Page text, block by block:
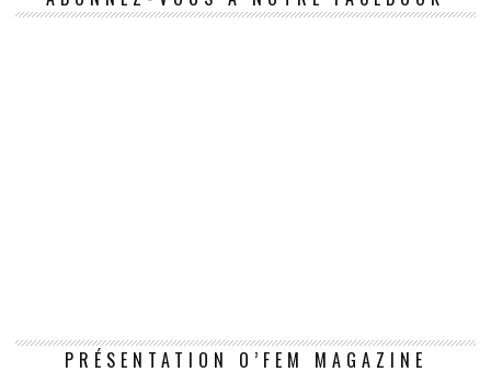
PRÉSENTATION O’FEM MAGAZINE